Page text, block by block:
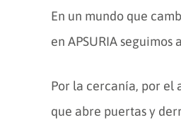
En un mundo que
en APSURIA
Por la cercanía, por el
que abre puertas y